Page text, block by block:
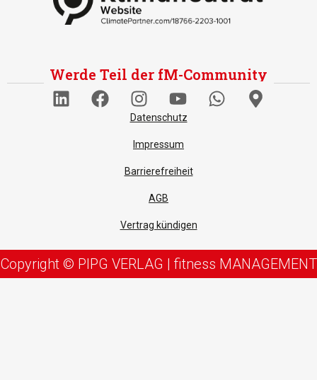
Werde Teil der fM-Community
Datenschutz
Impressum
Barrierefreiheit
AGB
Vertrag kündigen
Copyright © PIPG VERLAG | fitness MANAGEMENT